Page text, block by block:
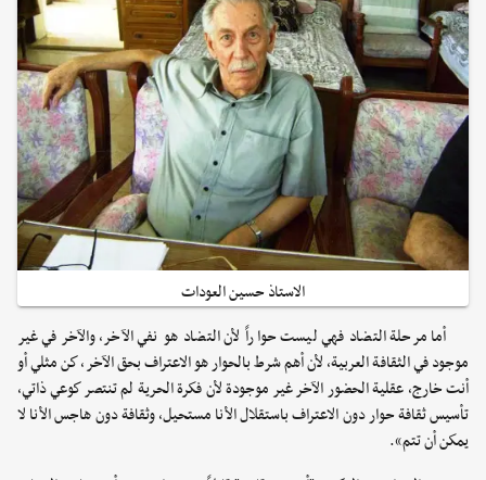
الاستاذ حسين العودات
أما مرحلة التضاد فهي ليست حواراً لأن التضاد هو نفي الآخر، والآخر في غير
موجود في الثقافة العربية، لأن أهم شرط بالحوار هو الاعتراف بحق الآخر، كن مثلي أو
أنت خارج، عقلية الحضور الآخر غير موجودة لأن فكرة الحرية لم تنتصر كوعي ذاتي،
تأسيس ثقافة حوار دون الاعتراف باستقلال الأنا مستحيل، وثقافة دون هاجس الأنا لا
يمكن أن تتم».